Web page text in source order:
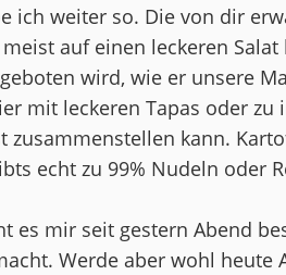
ich weiter so. Die von dir
auf einen leckeren
wird, wie er unsere
mit leckeren Tapas oder
zusammenstellen kann.
echt zu 99% Nudeln oder
es mir seit gestern Abend
Werde aber wohl heute